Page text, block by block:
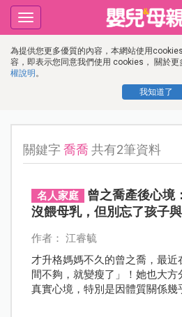
為提供您更多優質的內容，本網站使用
容，即表示您同意我們使用 cookies， 關於
權說明 。
我知道了
Toggle
navigation
關鍵字喬喬 共有2筆資料
名人家庭
曾之喬產後心境
沒餵母乳，但別忘了孩子
作者： 江睿毓
才升格媽媽不久的曾之喬，最
間不夠，就變瘦了」！她也大
真實心境，特別是因體質關係幾